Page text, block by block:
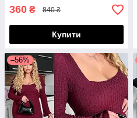
360 ₴ 840 ₴
Купити
–56%